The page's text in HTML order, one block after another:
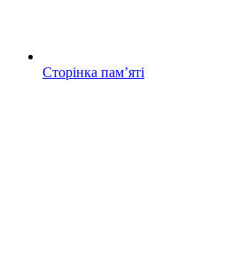
Сторінка памʼяті